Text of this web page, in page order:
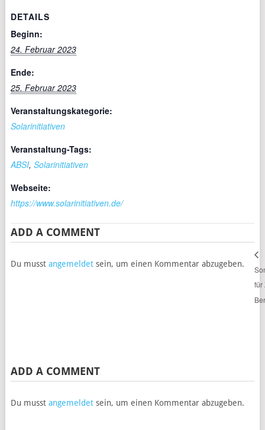
DETAILS
Beginn:
24. Februar 2023
Ende:
25. Februar 2023
Veranstaltungskategorie:
Solarinitiativen
Veranstaltung-Tags:
ABSI, Solarinitiativen
Webseite:
https://www.solarinitiativen.de/
ADD A COMMENT
Du musst angemeldetsein, um einen Kommentar abzugeben.
für
ADD A COMMENT
Du musst angemeldetsein, um einen Kommentar abzugeben.